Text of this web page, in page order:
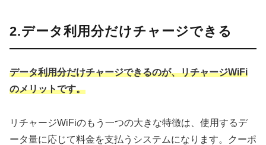
2.データ利用分だけチャージできる
データ利用分だけチャージできるのが、リチャージWiFi
のメリットです。
リチャージWiFiのもう一つの大きな特徴は、使用するデ
ータ量に応じて料金を支払うシステムになります。クーポ